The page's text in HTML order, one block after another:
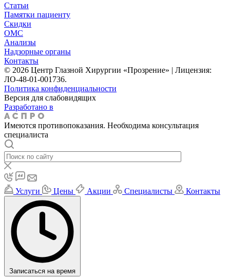
Статьи
Памятки пациенту
Скидки
ОМС
Анализы
Надзорные органы
Контакты
© 2026 Центр Глазной Хирургии «Прозрение» | Лицензия:
ЛО-48-01-001736.
Политика конфиденциальности
Версия для слабовидящих
Разработано в
Имеются противопоказания. Необходима консультация
специалиста
Услуги Цены Акции Специалисты Контакты
Записаться на время